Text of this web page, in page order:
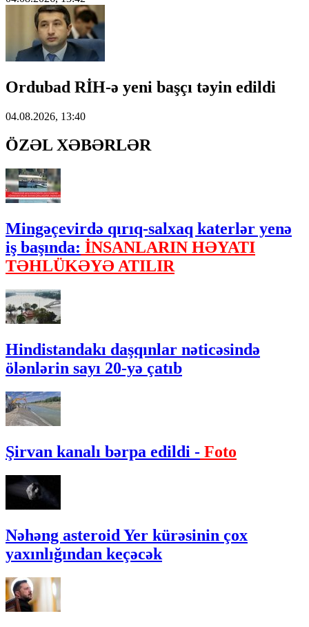
Ordubad RİH-ə yeni başçı təyin edildi
04.08.2026, 13:40
ÖZƏL XƏBƏRLƏR
Mingəçevirdə qırıq-salxaq katerlər yenə
iş başında: İNSANLARIN HƏYATI
TƏHLÜKƏYƏ ATILIR
Hindistandakı daşqınlar nəticəsində
ölənlərin sayı 20-yə çatıb
Şirvan kanalı bərpa edildi - Foto
Nəhəng asteroid Yer kürəsinin çox
yaxınlığından keçəcək